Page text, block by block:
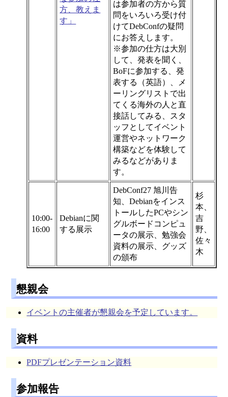
方、教えま
す」
は参加者の方から質
問をいろいろ受け付
けてDebConfの疑問
にお答えします。
※参加の仕方は大別
して、発表を聞く、
BoFに参加する、発
表する（英語）、メ
ーリングリストで出
てくる海外の人と直
接話してみる、スタ
ッフとしてイベント
運営やネットワーク
構築などを体験して
みるなどがありま
す。
10:00-
16:00
Debianに関
する展示
DebConf27 旭川告
知、Debianをインス
トールしたPCやシン
グルボードコンピュ
ータの展示、勉強会
資料の展示、グッズ
の頒布
杉
本、
吉
野、
佐々
木
懇親会
イベントの主催者が懇親会を予定しています。
資料
PDFプレゼンテーション資料
参加報告